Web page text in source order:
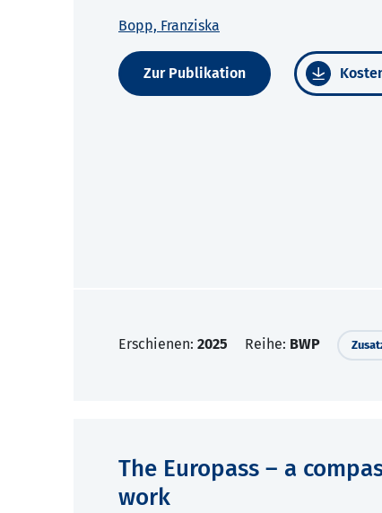
Bopp, Franziska
Zur Publikation
Erschienen: 2025 Reihe: BWP
The Europass – a
work